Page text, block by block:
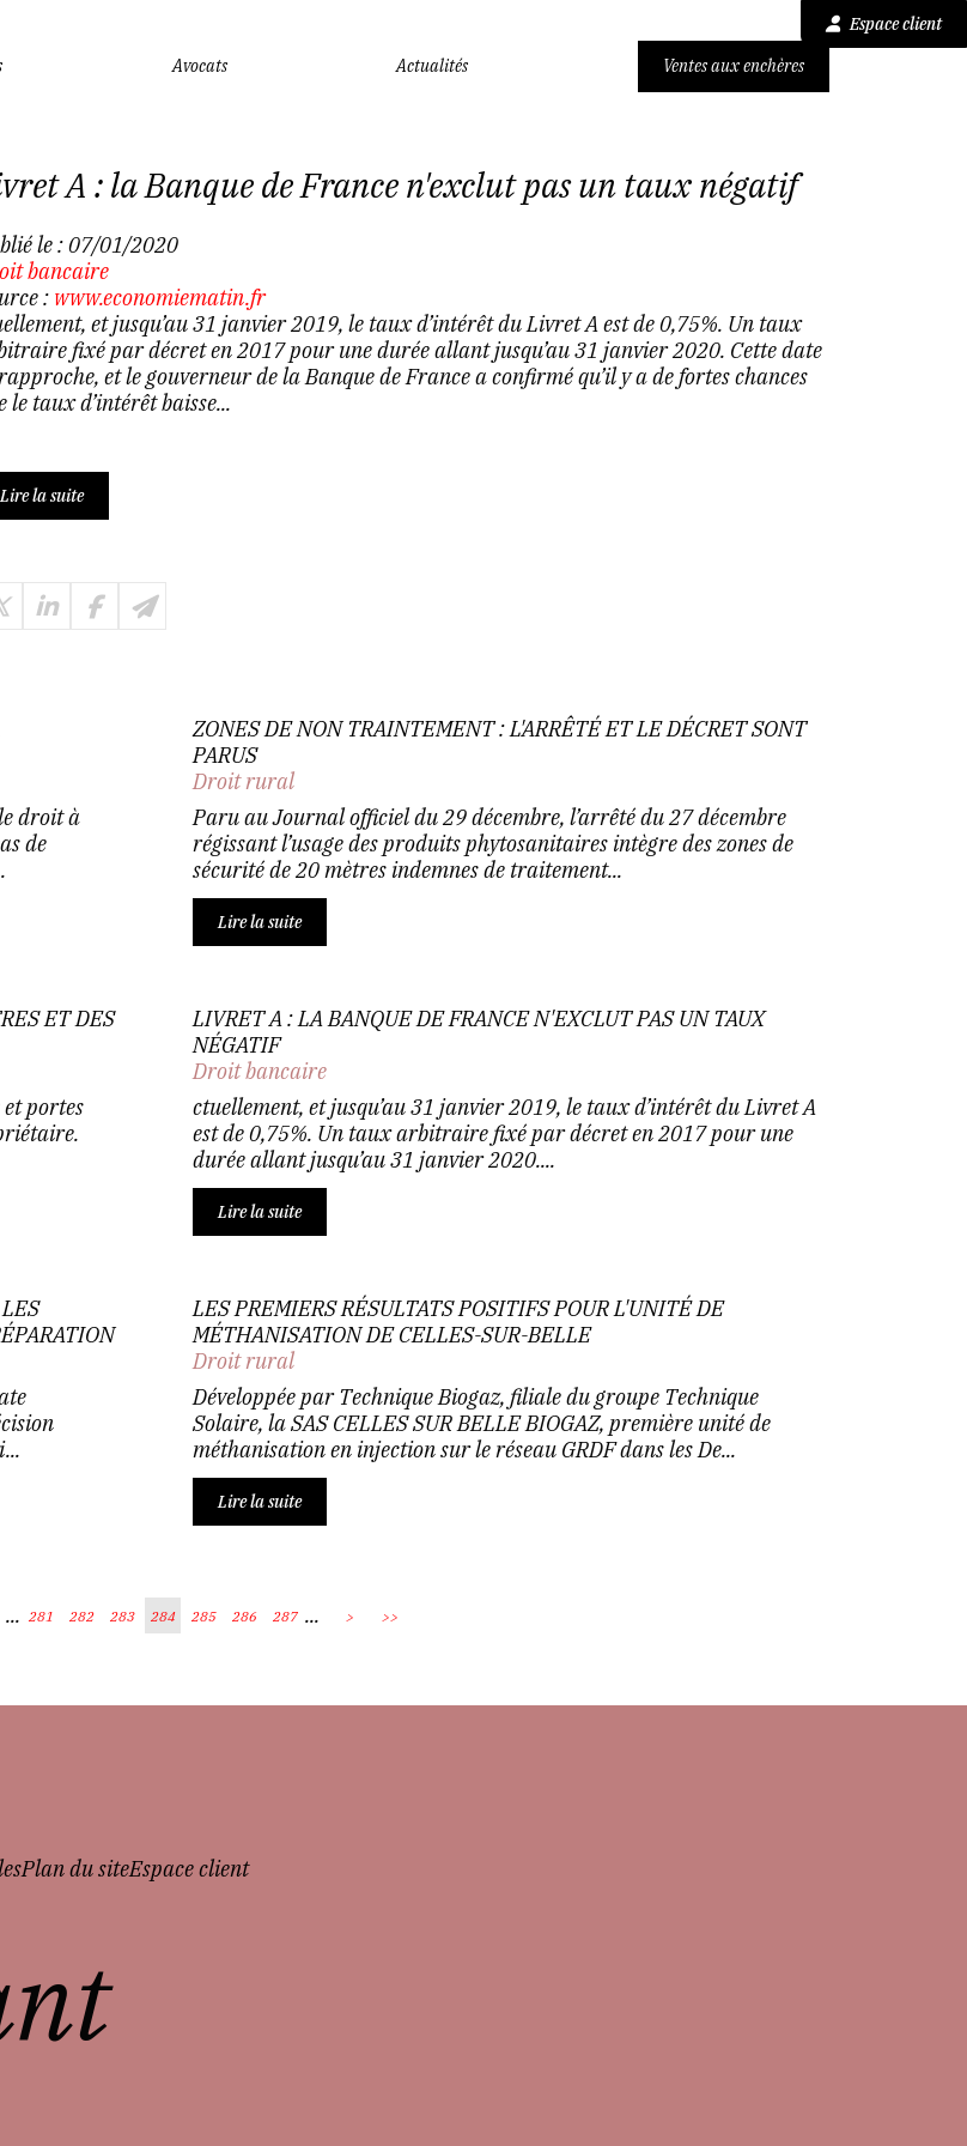
Espace client
Avocats Actualités Ventes aux enchères
A : la Banque de France n'exclut pas un taux négatif
le :07/01/2020
bancaire
: www.economiematin.fr
et jusqu’au 31 janvier 2019, le taux d’intérêt du Livret A est de 0,75%. Un taux
fixé par décret en 2017 pour une durée allant jusqu’au 31 janvier 2020. Cette date
et le gouverneur de la Banque de France a confirmé qu’il y a de fortes chances
le taux d’intérêt baisse...
Lire la suite
droit à
de
ZONES DE NON TRAINTEMENT : L'ARRÊTÉ ET LE DÉCRET SONT
PARUS
Droit rural
Paru au Journal officiel du 29 décembre, l’arrêté du 27 décembre
régissant l’usage des produits phytosanitaires intègre des zones de
sécurité de 20 mètres indemnes de traitement...
Lire la suite
ET DES
portes
LIVRET A : LA BANQUE DE FRANCE N'EXCLUT PAS UN TAUX
NÉGATIF
Droit bancaire
ctuellement, et jusqu’au 31 janvier 2019, le taux d’intérêt du Livret A
est de 0,75%. Un taux arbitraire fixé par décret en 2017 pour une
durée allant jusqu’au 31 janvier 2020....
Lire la suite
LES PREMIERS RÉSULTATS POSITIFS POUR L'UNITÉ DE
MÉTHANISATION DE CELLES-SUR-BELLE
Droit rural
Développée par Technique Biogaz, filiale du groupe Technique
Solaire, la SAS CELLES SUR BELLE BIOGAZ, première unité de
méthanisation en injection sur le réseau GRDF dans les De...
Lire la suite
... 281 282 283 284 285 286 287 ... > >>
Plan du siteEspace client